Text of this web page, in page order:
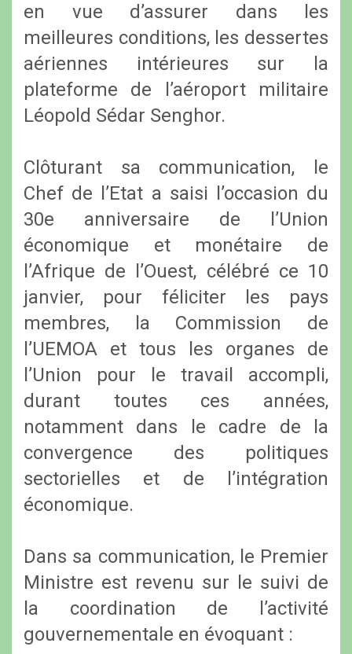
en vue d’assurer dans les
meilleures conditions, les dessertes
aériennes intérieures sur la
plateforme de l’aéroport militaire
Léopold Sédar Senghor.
Clôturant sa communication, le
Chef de l’Etat a saisi l’occasion du
30e anniversaire de l’Union
économique et monétaire de
l’Afrique de l’Ouest, célébré ce 10
janvier, pour féliciter les pays
membres, la Commission de
l’UEMOA et tous les organes de
l’Union pour le travail accompli,
durant toutes ces années,
notamment dans le cadre de la
convergence des politiques
sectorielles et de l’intégration
économique.
Dans sa communication, le Premier
Ministre est revenu sur le suivi de
la coordination de l’activité
gouvernementale en évoquant :